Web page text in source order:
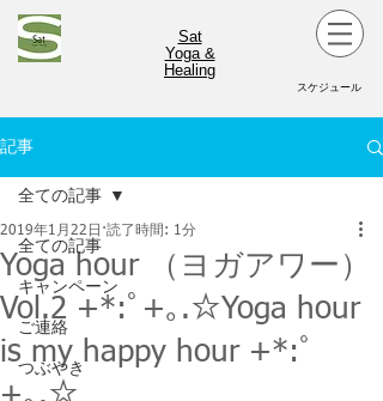
Sat
Yoga &
Healing
スケジュール
記事
全ての記事
キャンペーン
ご連絡
つぶやき
全ての記事
Yoga hour （ヨガアワー）
Vol.2 +*:ﾟ+｡.☆Yoga hour
is my happy hour +*:ﾟ
2019年1月22日 読了時間: 1分